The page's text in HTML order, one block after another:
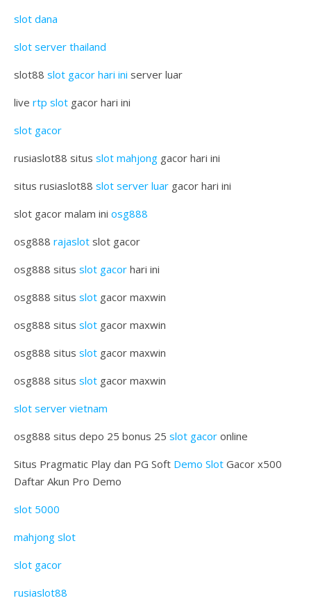
slot dana
slot server thailand
slot88 slot gacor hari ini server luar
live rtp slot gacor hari ini
slot gacor
rusiaslot88 situs slot mahjong gacor hari ini
situs rusiaslot88 slot server luar gacor hari ini
slot gacor malam ini osg888
osg888 rajaslot slot gacor
osg888 situs slot gacor hari ini
osg888 situs slot gacor maxwin
osg888 situs slot gacor maxwin
osg888 situs slot gacor maxwin
osg888 situs slot gacor maxwin
slot server vietnam
osg888 situs depo 25 bonus 25 slot gacor online
Situs Pragmatic Play dan PG Soft Demo Slot Gacor x500
Daftar Akun Pro Demo
slot 5000
mahjong slot
slot gacor
rusiaslot88